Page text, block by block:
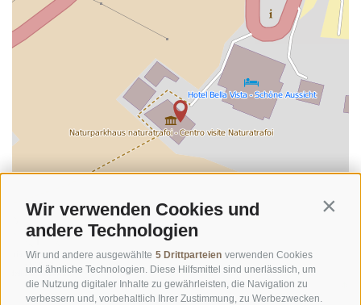
Wir verwenden Cookies und
andere Technologien
Wir und andere ausgewählte 5 Drittparteien verwenden Cookies
und ähnliche Technologien. Diese Hilfsmittel sind unerlässlich, um
die Nutzung digitaler Inhalte zu gewährleisten, die Navigation zu
verbessern und, vorbehaltlich Ihrer Zustimmung, zu Werbezwecken.